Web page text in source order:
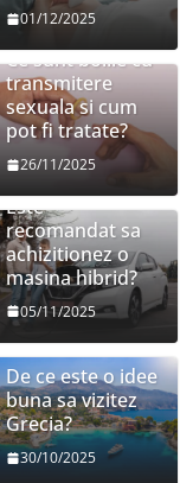
01/12/2025
Ce sunt bolile cu
transmitere
sexuala si cum
pot fi tratate?
26/11/2025
Este
recomandat sa
achizitionez o
masina hibrid?
05/11/2025
De ce este o idee
buna sa vizitez
Grecia?
30/10/2025